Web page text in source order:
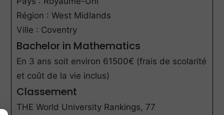
Région : West Midlands
Ville : Coventry
Bachelor in Mathematics
En 3 ans soit environ 61500€ (frais de scolarité
et coût de la vie inclus)
Classement
THE World University Rankings, 77